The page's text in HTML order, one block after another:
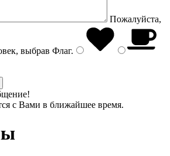
Пожалуйста,
выбрав Флаг.
с Вами в ближайшее время.